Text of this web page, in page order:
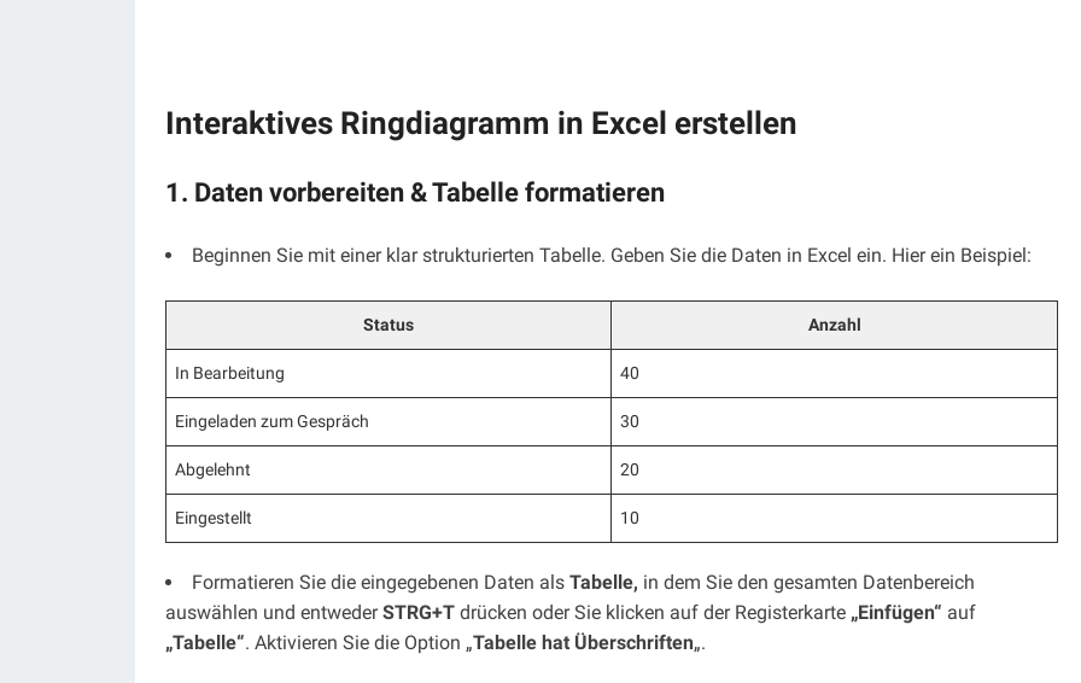
Interaktives Ringdiagramm in Excel erstellen
1. Daten vorbereiten & Tabelle formatieren
Beginnen Sie mit einer klar strukturierten Tabelle. Geben Sie die Daten in Excel ein. Hier ein Beispiel:
Status Anzahl
In Bearbeitung 40
Eingeladen zum Gespräch 30
Abgelehnt 20
Eingestellt 10
Formatieren Sie die eingegebenen Daten als Tabelle, in dem Sie den gesamten Datenbereich
auswählen und entwederSTRG+T drücken oder Sie klicken auf der Registerkarte „Einfügen“ auf
„Tabelle“. Aktivieren Sie die Option „Tabelle hat Überschriften„.